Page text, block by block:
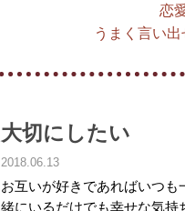
恋
うまく言い
大切にしたい
2018.06.13
お互いが好きであればいつ
緒にいるだけでも幸せな気持